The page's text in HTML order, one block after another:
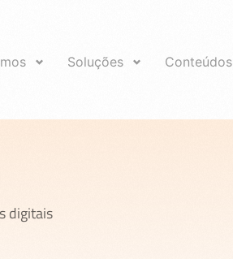
Soluções Conteúdos
digitais